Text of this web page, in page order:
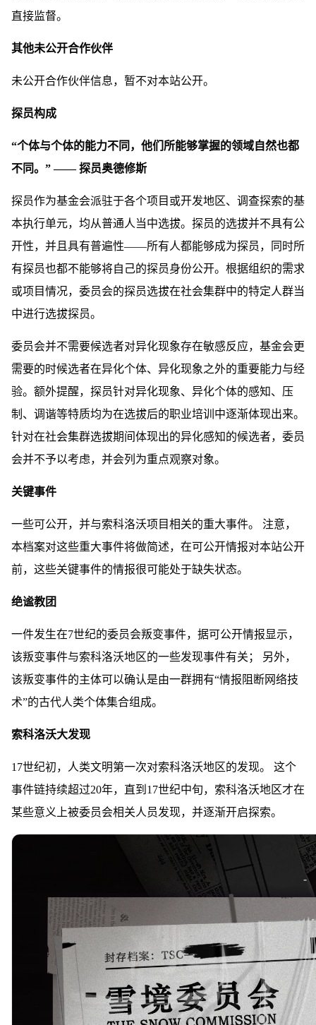
直接监督。
其他未公开合作伙伴
未公开合作伙伴信息，暂不对本站公开。
探员构成
“个体与个体的能力不同，他们所能够掌握的领域自然也都
不同。” —— 探员奥德修斯
探员作为基金会派驻于各个项目或开发地区、调查探索的基
本执行单元，均从普通人当中选拔。 探员的选拔并不具有公
开性，并且具有普遍性——所有人都能够成为探员，同时所
有探员也都不能够将自己的探员身份公开。 根据组织的需求
或项目情况，委员会的探员选拔在社会集群中的特定人群当
中进行选拔探员。
委员会并不需要候选者对异化现象存在敏感反应，基金会更
需要的时候选者在异化个体、异化现象之外的重要能力与经
验。 额外提醒，探员针对异化现象、异化个体的感知、压
制、调谐等特质均为在选拔后的职业培训中逐渐体现出来。
针对在社会集群选拔期间体现出的异化感知的候选者，委员
会并不予以考虑，并会列为重点观察对象。
关键事件
一些可公开，并与索科洛沃项目相关的重大事件。 注意，
本档案对这些重大事件将做简述，在可公开情报对本站公开
前，这些关键事件的情报很可能处于缺失状态。
绝谧教团
一件发生在7世纪的委员会叛变事件，据可公开情报显示，
该叛变事件与索科洛沃地区的一些发现事件有关； 另外，
该叛变事件的主体可以确认是由一群拥有“情报阻断网络技
术”的古代人类个体集合组成。
索科洛沃大发现
17世纪初，人类文明第一次对索科洛沃地区的发现。 这个
事件链持续超过20年，直到17世纪中旬，索科洛沃地区才在
某些意义上被委员会相关人员发现，并逐渐开启探索。